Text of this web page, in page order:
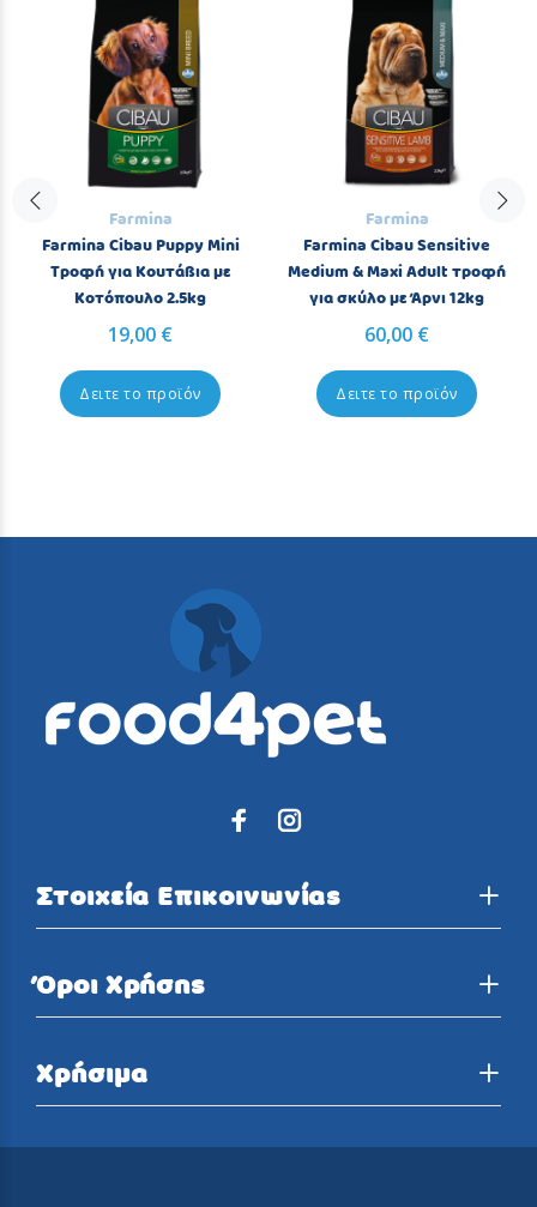
Farmina
Farmina Cibau Puppy Mini
Τροφή για Κουτάβια με
Κοτόπουλο 2.5kg
19,00 €
Δειτε το προϊόν
Farmina
Farmina Cibau Sensitive
Medium & Maxi Adult τροφή
για σκύλο με Άρνι 12kg
60,00 €
Δειτε το προϊόν
Στοιχεία Επικοινωνίας
Όροι Χρήσης
Χρήσιμα